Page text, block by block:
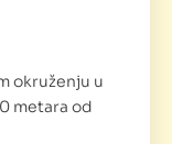
okruženju u
metara od